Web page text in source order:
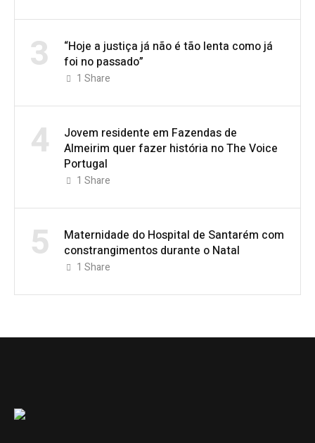
3
“Hoje a justiça já não é tão lenta como já
foi no passado”
1 Share
4
Jovem residente em Fazendas de
Almeirim quer fazer história no The Voice
Portugal
1 Share
5
Maternidade do Hospital de Santarém com
constrangimentos durante o Natal
1 Share